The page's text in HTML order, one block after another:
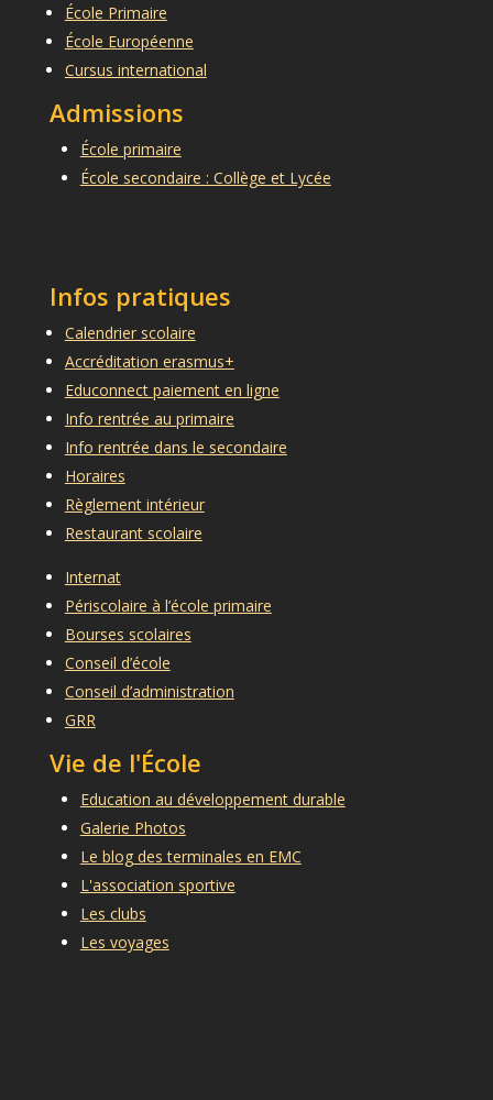
École Primaire
École Européenne
Cursus international
Admissions
École primaire
École secondaire : Collège et Lycée
Infos pratiques
Calendrier scolaire
Accréditation erasmus+
Educonnect paiement en ligne
Info rentrée au primaire
Info rentrée dans le secondaire
Horaires
Règlement intérieur
Restaurant scolaire
Internat
Périscolaire à l’école primaire
Bourses scolaires
Conseil d’école
Conseil d’administration
GRR
Vie de l'École
Education au développement durable
Galerie Photos
Le blog des terminales en EMC
L'association sportive
Les clubs
Les voyages